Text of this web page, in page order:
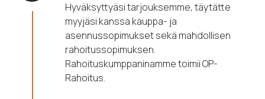
Hyväksyttyäsi tarjouksemme, täytätte
myyjäsi kanssa kauppa- ja
asennussopimukset sekä mahdollisen
rahoitussopimuksen.
Rahoituskumppaninamme toimii OP-
Rahoitus.